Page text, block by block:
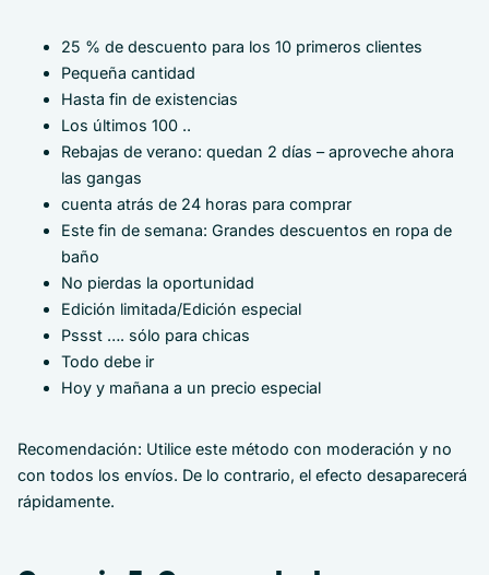
25 % de descuento para los 10 primeros clientes
Pequeña cantidad
Hasta fin de existencias
Los últimos 100 ..
Rebajas de verano: quedan 2 días – aproveche ahora
las gangas
cuenta atrás de 24 horas para comprar
Este fin de semana: Grandes descuentos en ropa de
baño
No pierdas la oportunidad
Edición limitada/Edición especial
Pssst …. sólo para chicas
Todo debe ir
Hoy y mañana a un precio especial
Recomendación: Utilice este método con moderación y no
con todos los envíos. De lo contrario, el efecto desaparecerá
rápidamente.